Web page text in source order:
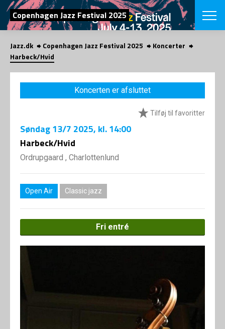
SØG
Copenhagen Jazz Festival 2025
English
VÆLG
VINTERJAZZ
Temaer
LOCATIONS
Om fonden
SHOP
Jazz.dk Copenhagen Jazz Festival 2025
Koncerter
Harbeck/Hvid
Koncerten er afsluttet
Tilføj til favoritter
Søndag13/7 2025, kl. 14:00
Harbeck/Hvid
Ordrupgaard , Charlottenlund
Open Air Classic jazz
Fri entré